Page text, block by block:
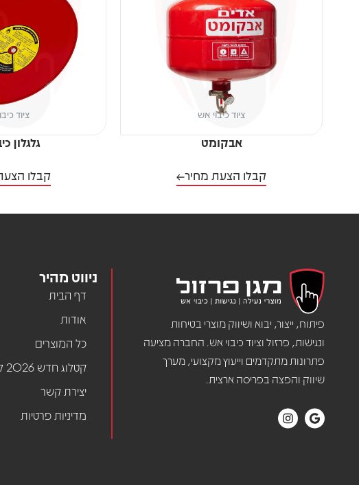
ציוד כיבוי אש
אבקומט
קבלו הצעת מחיר
ציוד
גלגלון
קבלו
פיתוח, ייצור, יבוא ושיווק מוצרי בטיחות
ונגישות, פרזול וציוד כיבוי אש. החברה מציעה
פתרונות מתקדמים וייעוץ מקצועי, מערך
שיווק והפצה בפריסה ארצית.
ניווט מהיר
דף הבית
אודות
כל המוצרים
קטלוג חדש 2026 להורדה
יצירת קשר
מדיניות פרטיות